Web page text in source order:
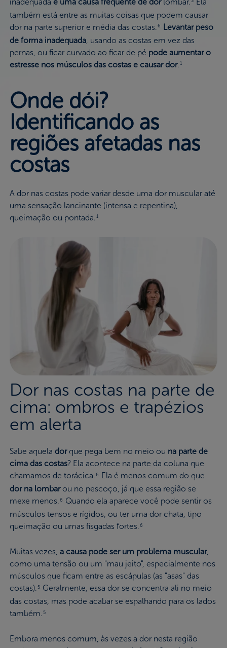
também está entre as muitas coisas que podem causar
dor na parte superior e média das costas.6
Levantar peso
de forma inadequada, usando as costas em vez das
pernas, ou ficar curvado ao ficar de pé pode aumentar o
estresse nos músculos das costas e causar dor.1
Onde dói?
Identificando as
regiões afetadas nas
costas
A dor nas costas pode variar desde uma dor muscular até
uma sensação lancinante (intensa e repentina),
queimação ou pontada.1
Dor nas costas na parte de
cima: ombros e trapézios
em alerta
Sabe aquela dorque pega bem no meio ou na parte de
cima das costas? Ela acontece na parte da coluna que
chamamos de torácica.6
Ela é menos comum do que
dor na lombarou no pescoço, já que essa região se
mexe menos.6
Quando ela aparece você pode sentir os
músculos tensos e rígidos, ou ter uma dor chata, tipo
queimação ou umas fisgadas fortes.6
Muitas vezes, a causa pode ser um problema muscular,
como uma tensão ou um "mau jeito", especialmente nos
músculos que ficam entre as escápulas (as "asas" das
costas).5 Geralmente, essa dor se concentra ali no meio
das costas, mas pode acabar se espalhando para os lados
também.5
Embora menos comum, às vezes a dor nesta região